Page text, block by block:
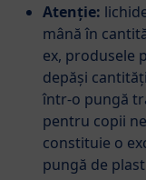
Atenție:
mână în
ex, produsele
depăși
într-o pungă
pentru copii
constituie o
pungă de